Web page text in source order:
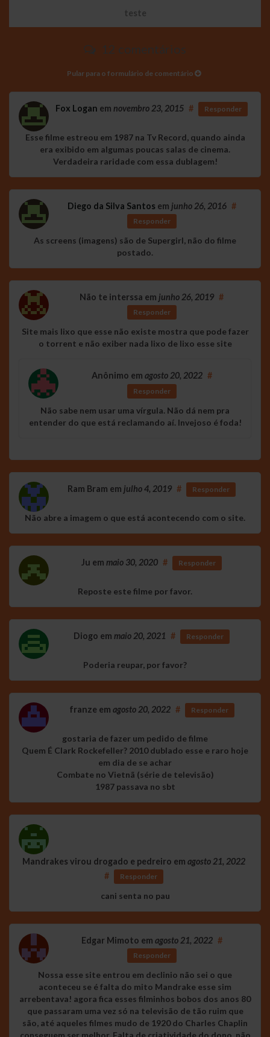
teste
12 comentários
Pular para o formulário de comentário
Fox Logan em novembro 23, 2015 # Responder
Esse filme estreou em 1987 na Tv Record, quando ainda
era exibido em algumas poucas salas de cinema.
Verdadeira raridade com essa dublagem!
Diego da Silva Santosem junho 26, 2016 #
Responder
As screens (imagens) são de Supergirl, não do filme
postado.
Não te interssa em junho 26, 2019 #
Responder
Site mais lixo que esse não existe mostra que pode fazer
o torrent e não exiber nada lixo de lixo esse site
Anônimo em agosto 20, 2022 #
Responder
Não sabe nem usar uma vírgula. Não dá nem pra
entender do que está reclamando aí. Invejoso é foda!
Ram Bram em julho 4, 2019 # Responder
Não abre a imagem o que está acontecendo com o site.
Ju em maio 30, 2020 # Responder
Reposte este filme por favor.
Diogo em maio 20, 2021 # Responder
Poderia reupar, por favor?
franze em agosto 20, 2022 # Responder
gostaria de fazer um pedido de filme
Quem É Clark Rockefeller? 2010 dublado esse e raro hoje
em dia de se achar
Combate no Vietnã (série de televisão)
1987 passava no sbt
Mandrakes virou drogado e pedreiro em agosto 21, 2022
#
Responder
cani senta no pau
Edgar Mimoto em agosto 21, 2022 #
Responder
Nossa esse site entrou em declinio não sei o que
aconteceu se é falta do mito Mandrake esse sim
arrebentava! agora fica esses filminhos bobos dos anos 80
que passaram uma vez só na televisão de tão ruim que
são, até aqueles filmes mudo de 1920 do Charles Chaplin